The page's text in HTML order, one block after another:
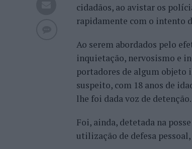
cidadãos, ao avistar os
rapidamente com o intento
Ao serem abordados pelo
inquietação, nervosismo e
portadores de algum objeto
suspeito, com 18 anos de
lhe foi dada voz de detenção.
Foi, ainda, detetada na
utilização de defesa